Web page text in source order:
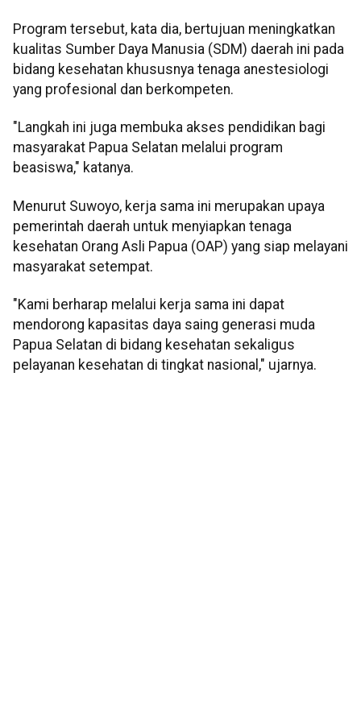
Program tersebut, kata dia, bertujuan meningkatkan
kualitas Sumber Daya Manusia (SDM) daerah ini pada
bidang kesehatan khususnya tenaga anestesiologi
yang profesional dan berkompeten.
"Langkah ini juga membuka akses pendidikan bagi
masyarakat Papua Selatan melalui program
beasiswa," katanya.
Menurut Suwoyo, kerja sama ini merupakan upaya
pemerintah daerah untuk menyiapkan tenaga
kesehatan Orang Asli Papua (OAP) yang siap melayani
masyarakat setempat.
"Kami berharap melalui kerja sama ini dapat
mendorong kapasitas daya saing generasi muda
Papua Selatan di bidang kesehatan sekaligus
pelayanan kesehatan di tingkat nasional," ujarnya.